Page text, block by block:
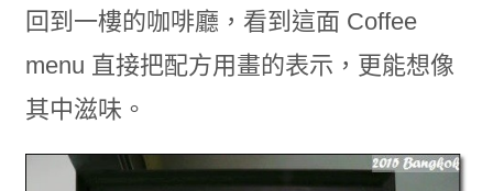
回到一樓的咖啡廳，看到這面 Coffee
menu 直接把配方用畫的表示，更能想像
其中滋味。